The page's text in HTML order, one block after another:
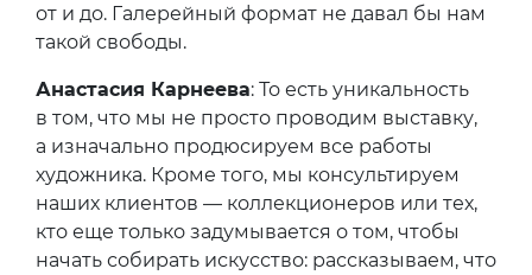
от и до. Галерейный формат не давал бы нам
такой свободы.
Анастасия Карнеева: То есть уникальность
в том, что мы не просто проводим выставку,
а изначально продюсируем все работы
художника. Кроме того, мы консультируем
наших клиентов — коллекционеров или тех,
кто еще только задумывается о том, чтобы
начать собирать искусство: рассказываем, что